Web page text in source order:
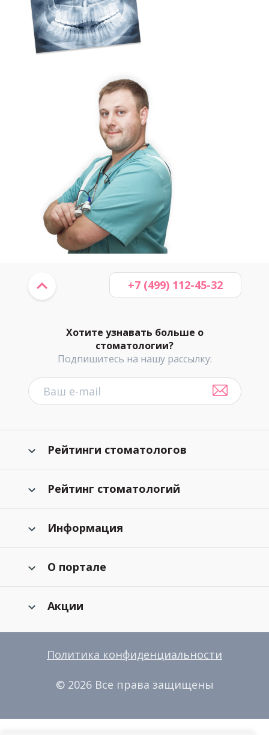
Хотите узнавать больше о
стоматологии?
Подпишитесь на нашу рассылку:
+7 (499) 112-45-32
Рейтинги стоматологов
Рейтинг стоматологий
Информация
О портале
Акции
Политика конфиденциальности
© 2026 Все права защищены